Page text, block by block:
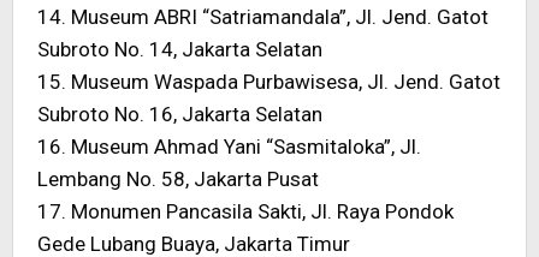
14. Museum ABRI “Satriamandala”, Jl. Jend. Gatot
Subroto No. 14, Jakarta Selatan
15. Museum Waspada Purbawisesa, Jl. Jend. Gatot
Subroto No. 16, Jakarta Selatan
16. Museum Ahmad Yani “Sasmitaloka”, Jl.
Lembang No. 58, Jakarta Pusat
17. Monumen Pancasila Sakti, Jl. Raya Pondok
Gede Lubang Buaya, Jakarta Timur